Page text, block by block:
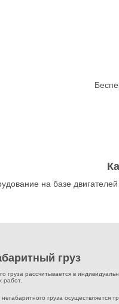
на базе
груз
груза рассчитывается в
работ.
груза